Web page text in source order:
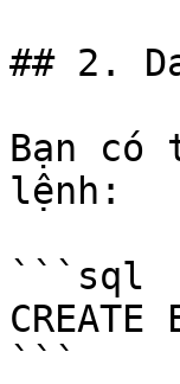
## 2.
Bạn có
lệnh:
```sql
```